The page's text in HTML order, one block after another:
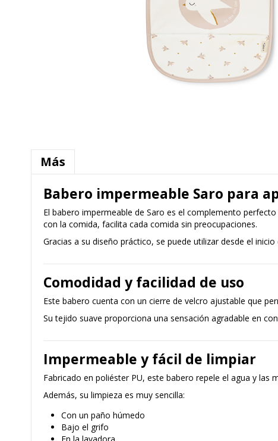
Más
Babero impermeable Saro para
El babero impermeable de Saro es el complemento
con la comida, facilita cada comida sin preocupaciones.
Gracias a su diseño práctico, se puede utilizar desde el
Comodidad y facilidad de uso
Este babero cuenta con un cierre de velcro ajustable que
Su tejido suave proporciona una sensación agradable en
Impermeable y fácil de limpiar
Fabricado en poliéster PU, este babero repele el agua y las
Además, su limpieza es muy sencilla:
Con un paño húmedo
Bajo el grifo